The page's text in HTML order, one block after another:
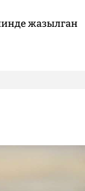
жазылган